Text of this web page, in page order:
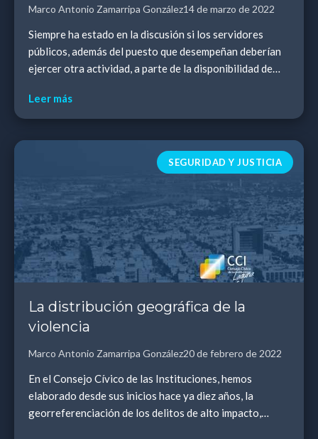
Marco Antonio Zamarripa González14 de marzo de 2022
Siempre ha estado en la discusión si los servidores
públicos, además del puesto que desempeñan deberían
ejercer otra actividad, a parte de la disponibilidad de
Leer más
SEGURIDAD Y JUSTICIA
La distribución geográfica de la
violencia
Marco Antonio Zamarripa González20 de febrero de 2022
En el Consejo Cívico de las Instituciones, hemos
elaborado desde sus inicios hace ya diez años, la
georreferenciación de los delitos de alto impacto,